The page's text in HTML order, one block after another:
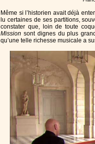
Même si l’historien avait déjà
lu certaines de ses partitions,
constater que, loin de toute
Mission sont dignes du plus
qu’une telle richesse musicale a